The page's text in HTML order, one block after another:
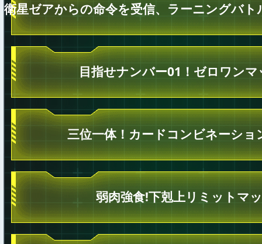
衛星ゼアからの命令を受信、ラーニングバ
目指せナンバー01！ゼロワンマ
三位一体！カードコンビネーショ
弱肉強食!下剋上リミットマ